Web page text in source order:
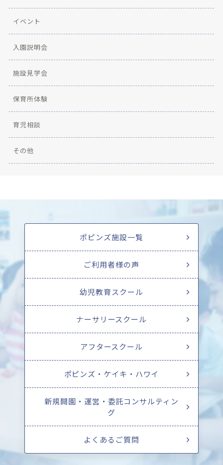
イベント
入園説明会
施設見学会
保育所体験
育児相談
その他
ポピンズ施設一覧
ご利用者様の声
幼児教育スクール
ナーサリースクール
アフタースクール
ポピンズ・ケイキ・ハワイ
新規開園・運営・委託コンサルティン
グ
よくあるご質問